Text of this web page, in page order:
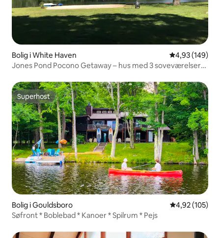
Bolig i White Haven 4,93 ud af 5 i
4,93 (149)
Jones Pond Pocono Getaway – hus med 3 soveværelser
Superhost
Superhost
Bolig i Gouldsboro 4,92 ud af 5 i
4,92 (105)
Søfront * Boblebad * Kanoer * Spilrum * Pejs